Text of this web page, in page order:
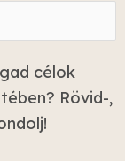
célok
Rövid-,